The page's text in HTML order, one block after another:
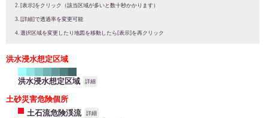
[表示]をクリック（該当区域が多いと数十秒かかります）
[詳細]で透過率を変更可能
選択区域を変更したり地図を移動したら[表示]を再クリック
洪水浸水想定区域
洪水浸水想定区域 詳細
土砂災害危険個所
土石流危険渓流
詳細